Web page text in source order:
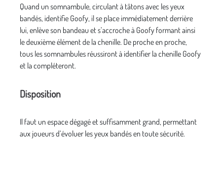
Quand un somnambule, circulant à tâtons avec les yeux
bandés, identifie Goofy, il se place immédiatement derrière
lui, enlève son bandeau et s’accroche à Goofy formant ainsi
le deuxième élément de la chenille. De proche en proche,
tous les somnambules réussiront à identifier la chenille Goofy
et la compléteront.
Disposition
Il faut un espace dégagé et suffisamment grand, permettant
aux joueurs d’évoluer les yeux bandés en toute sécurité.